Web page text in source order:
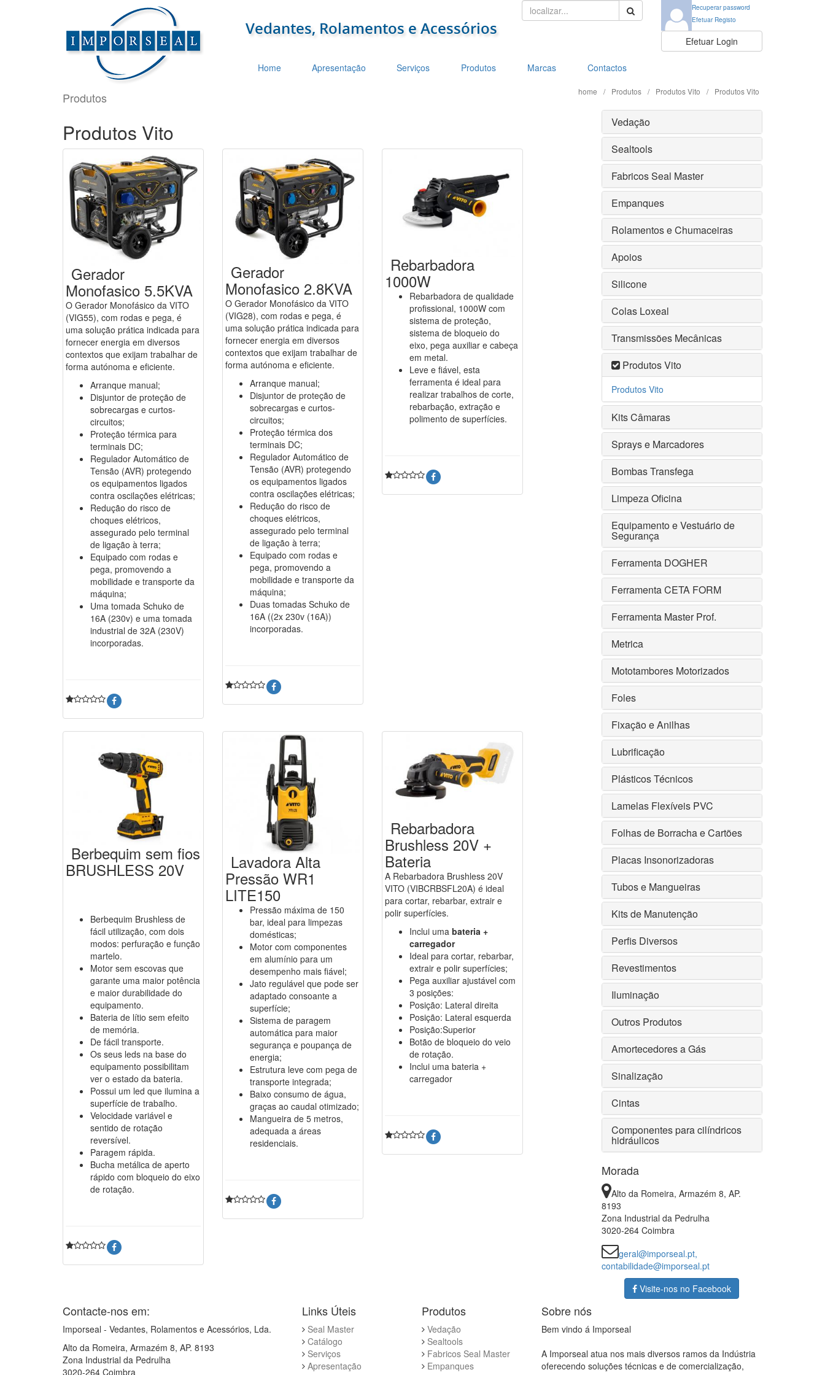
localizar:
Home Apresentação Serviços Produtos Marcas Contactos
Recuperar password
Efetuar Registo
Efetuar Login
Produtos home / Produtos / Produtos Vito / Produtos Vito
Produtos Vito
Gerador
Monofasico 5.5KVA
O Gerador Monofásico da VITO
(VIG55), com rodas e pega, é
uma solução prática indicada para
fornecer energia em diversos
contextos que exijam trabalhar de
forma autónoma e eficiente.
Arranque manual;
Disjuntor de proteção de
sobrecargas e curtos-
circuitos;
Proteção térmica para
terminais DC;
Regulador Automático de
Tensão (AVR) protegendo
os equipamentos ligados
contra oscilações elétricas;
Redução do risco de
choques elétricos,
assegurado pelo terminal
de ligação à terra;
Equipado com rodas e
pega, promovendo a
mobilidade e transporte da
máquina;
Uma tomada Schuko de
16A (230v) e uma tomada
industrial de 32A (230V)
incorporadas.
Gerador
Monofasico 2.8KVA
O Gerador Monofásico da VITO
(VIG28), com rodas e pega, é
uma solução prática indicada para
fornecer energia em diversos
contextos que exijam trabalhar de
forma autónoma e eficiente.
Arranque manual;
Disjuntor de proteção de
sobrecargas e curtos-
circuitos;
Proteção térmica dos
terminais DC;
Regulador Automático de
Tensão (AVR) protegendo
os equipamentos ligados
contra oscilações elétricas;
Redução do risco de
choques elétricos,
assegurado pelo terminal
de ligação à terra;
Equipado com rodas e
pega, promovendo a
mobilidade e transporte da
máquina;
Duas tomadas Schuko de
16A ((2x 230v (16A))
incorporadas.
Rebarbadora
1000W
Rebarbadora de qualidade
profissional, 1000W com
sistema de proteção,
sistema de bloqueio do
eixo, pega auxiliar e cabeça
em metal.
Leve e fiável, esta
ferramenta é ideal para
realizar trabalhos de corte,
rebarbação, extração e
polimento de superfícies.
Berbequim sem fios
BRUSHLESS 20V
Berbequim Brushless de
fácil utilização, com dois
modos: perfuração e função
martelo.
Motor sem escovas que
garante uma maior potência
e maior durabilidade do
equipamento.
Bateria de lítio sem efeito
de memória.
De fácil transporte.
Os seus leds na base do
equipamento possibilitam
ver o estado da bateria.
Possui um led que ilumina a
superfície de trabalho.
Velocidade variável e
sentido de rotação
reversível.
Paragem rápida.
Bucha metálica de aperto
rápido com bloqueio do eixo
de rotação.
Lavadora Alta
Pressão WR1
LITE150
Pressão máxima de 150
bar, ideal para limpezas
domésticas;
Motor com componentes
em alumínio para um
desempenho mais fiável;
Jato regulável que pode ser
adaptado consoante a
superfície;
Sistema de paragem
automática para maior
segurança e poupança de
energia;
Estrutura leve com pega de
transporte integrada;
Baixo consumo de água,
graças ao caudal otimizado;
Mangueira de 5 metros,
adequada a áreas
residenciais.
Rebarbadora
Brushless 20V +
Bateria
A Rebarbadora Brushless 20V
VITO (VIBCRBSFL20A) é ideal
para cortar, rebarbar, extrair e
polir superfícies.
Inclui umabateria +
carregador
Ideal para cortar, rebarbar,
extrair e polir superfícies;
Pega auxiliar ajustável com
3 posições:
Posição: Lateral direita
Posição: Lateral esquerda
Posição:Superior
Botão de bloqueio do veio
de rotação.
Inclui uma bateria +
carregador
Vedação
Sealtools
Fabricos Seal Master
Empanques
Rolamentos e Chumaceiras
Apoios
Silicone
Colas Loxeal
Transmissões Mecânicas
Produtos Vito
Produtos Vito
Kits Câmaras
Sprays e Marcadores
Bombas Transfega
Limpeza Oficina
Equipamento e Vestuário de
Segurança
Ferramenta DOGHER
Ferramenta CETA FORM
Ferramenta Master Prof.
Metrica
Mototambores Motorizados
Foles
Fixação e Anilhas
Lubrificação
Plásticos Técnicos
Lamelas Flexíveis PVC
Folhas de Borracha e Cartões
Placas Insonorizadoras
Tubos e Mangueiras
Kits de Manutenção
Perfis Diversos
Revestimentos
Iluminação
Outros Produtos
Amortecedores a Gás
Sinalização
Cintas
Componentes para cilíndricos
hidráulicos
Morada
Alto da Romeira, Armazém 8, AP.
8193
Zona Industrial da Pedrulha
3020-264 Coimbra
geral@imporseal.pt,
contabilidade@imporseal.pt
Visite-nos no Facebook
Contacte-nos em:
Imporseal - Vedantes, Rolamentos e Acessórios, Lda.
Alto da Romeira, Armazém 8, AP. 8193
Zona Industrial da Pedrulha
3020-264 Coimbra
Links Úteis
Seal Master
Catálogo
Serviços
Apresentação
Produtos
Vedação
Sealtools
Fabricos Seal Master
Empanques
Sobre nós
Bem vindo á Imporseal
A Imporseal atua nos mais diversos ramos da Indústria
oferecendo soluções técnicas e de comercialização,